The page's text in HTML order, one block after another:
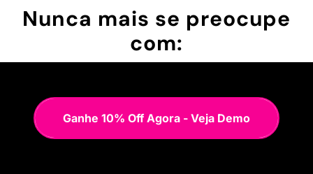
Nunca mais se preocupe
com:
Ganhe 10% Off Agora - Veja Demo